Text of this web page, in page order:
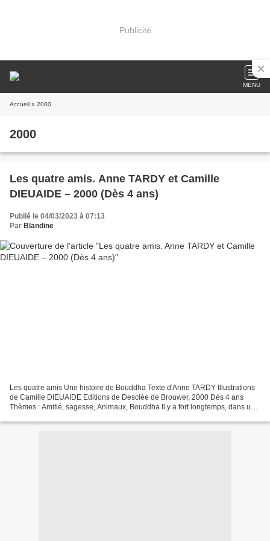
Publicité
MENU
Accueil » 2000
2000
Les quatre amis. Anne TARDY et Camille
DIEUAIDE – 2000 (Dès 4 ans)
Publié le 04/03/2023 à 07:13
Par Blandine
Les quatre amis Une histoire de Bouddha Texte d'Anne TARDY Illustrations
de Camille DIEUAIDE Editions de Desclée de Brouwer, 2000 Dès 4 ans
Thèmes : Amitié, sagesse, Animaux, Bouddha Il y a fort longtemps, dans un